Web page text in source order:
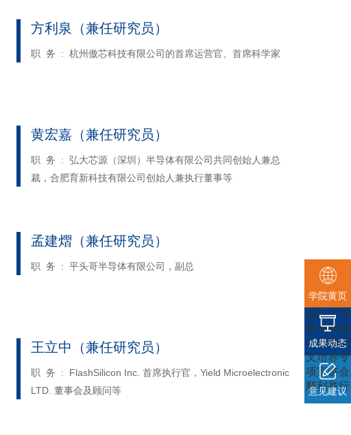
方利泉（兼任研究员）
职 务 : 杭州傲芯科技有限公司的首席运营官、首席科学家
黄宏嘉（兼任研究员）
职 务 : 弘大芯源（深圳）半导体有限公司共同创始人兼总
裁，合肥育新科技有限公司创始人兼执行董事等
孟建熠（兼任研究员）
职 务 : 平头哥半导体有限公司，副总
王立中（兼任研究员）
职 务 : FlashSilicon Inc. 首席执行官，Yield Microelectronic
LTD. 董事会及顾问等
学院黄页
浙江大学
集成电路
长周期交
叉培养专
项宣讲会
顺利举行
成果动态
意见建议